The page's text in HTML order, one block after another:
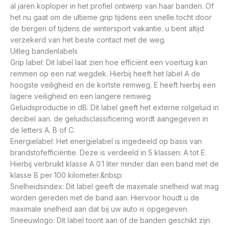
al jaren koploper in het profiel ontwerp van haar banden. Of
het nu gaat om de ultieme grip tijdens een snelle tocht door
de bergen of tijdens de wintersport vakantie. u bent altijd
verzekerd van het beste contact met de weg.
Uitleg bandenlabels
Grip label: Dit label laat zien hoe efficiënt een voertuig kan
remmen op een nat wegdek. Hierbij heeft het label A de
hoogste veiligheid en de kortste remweg. E heeft hierbij een
lagere veiligheid en een langere remweg
Geluidsproductie in dB: Dit label geeft het externe rolgeluid in
decibel aan. de geluidsclassificering wordt aangegeven in
de letters A. B of C.
Energielabel: Het energielabel is ingedeeld op basis van
brandstofefficiëntie. Deze is verdeeld in 5 klassen: A tot E.
Hierbij verbruikt klasse A 0.1 liter minder dan een band met de
klasse B per 100 kilometer.&nbsp:
Snelheidsindex: Dit label geeft de maximale snelheid wat mag
worden gereden met de band aan. Hiervoor houdt u de
maximale snelheid aan dat bij uw auto is opgegeven.
Sneeuwlogo: Dit label toont aan of de banden geschikt zijn